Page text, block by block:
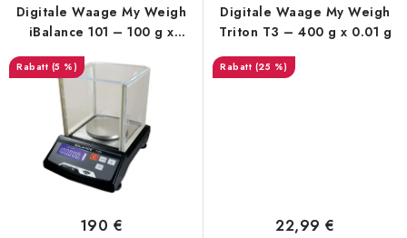
Digitale Waage My Weigh
iBalance 101 – 100 g x
0.005 g
(5 %)
190 €
Digitale Waage My Weigh
Triton T3 – 400 g x 0.01 g
(25 %)
22,99 €